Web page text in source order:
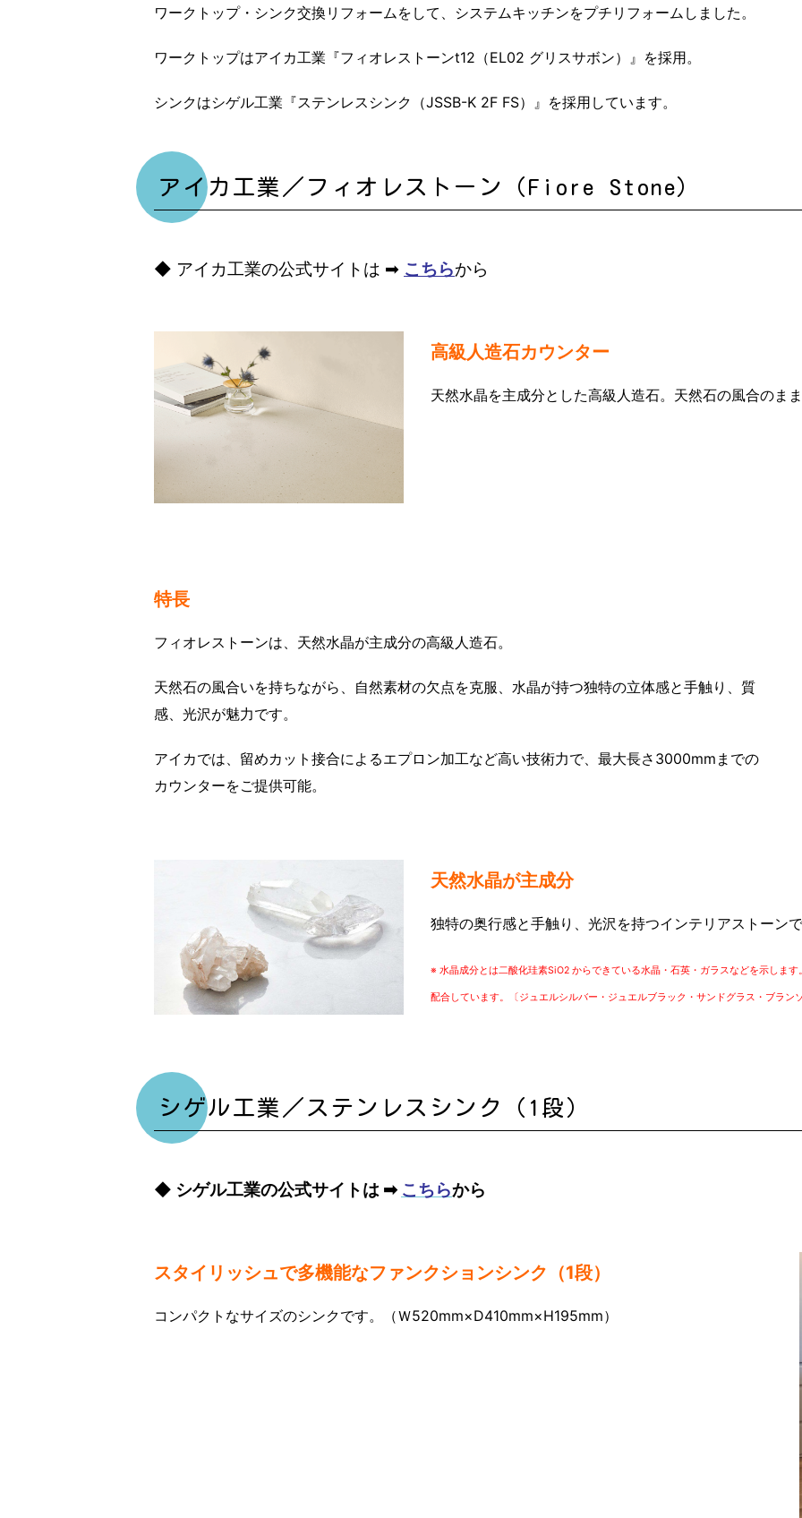
ワークトップ・シンク交換リフォームをして、システムキッチンをプチリフォームしました。
ワークトップはアイカ工業『フィオレストーンt12（EL02 グリスサボン）』を採用。
シンクはシゲル工業『ステンレスシンク（JSSB-K 2F FS）』を採用しています。
アイカ工業／フィオレストーン（Fiore Stone）
◆ アイカ工業の公式サイトは ➡ こちらから
高級人造石カウンター
天然水晶を主成分とした高級人造石。天然石の風合のま
特長
フィオレストーンは、天然水晶が主成分の高級人造石。
天然石の風合いを持ちながら、自然素材の欠点を克服、水晶が持つ独特の立体感と手触り、質
感、光沢が魅力です。
アイカでは、留めカット接合によるエプロン加工など高い技術力で、最大長さ3000mmまでの
カウンターをご提供可能。
天然水晶が主成分
独特の奥行感と手触り、光沢を持つインテリアストーン
※ 水晶成分とは二酸化珪素SiO2 からできている水晶・石英・ガラスなどを示しま
配合しています。〔ジュエルシルバー・ジュエルブラック・サンドグラス・ブラン
シゲル工業／ステンレスシンク（1段）
◆ シゲル工業の公式サイトは ➡ こちらから
スタイリッシュで多機能なファンクションシンク（1段）
コンパクトなサイズのシンクです。（Ｗ520mm×D410mm×H195mm）